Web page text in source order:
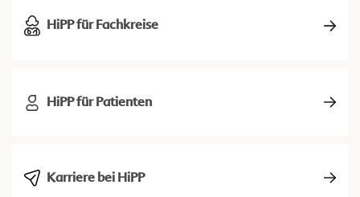
HiPP für Fachkreise
HiPP für Patienten
Karriere bei HiPP